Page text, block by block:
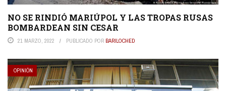
NO SE RINDIÓ MARIÚPOL Y LAS TROPAS RUSAS
BOMBARDEAN SIN CESAR
21 MARZO, 2022 PUBLICADO POR BARILOCHED
OPINIÓN